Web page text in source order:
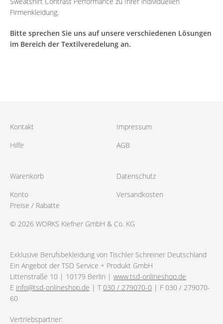
Firmenkleidung.
Bitte sprechen Sie uns auf unsere verschiedenen Lösungen
im Bereich der Textilveredelung an.
Kontakt
Hilfe
Impressum
AGB
Warenkorb
Konto
Datenschutz
Versandkosten
Preise / Rabatte
© 2026 WORKS Kiefner GmbH & Co. KG
Exklusive Berufsbekleidung von Tischler Schreiner Deutschland
Ein Angebot der TSD Service + Produkt GmbH
Littenstraße 10 | 10179 Berlin | www.tsd-onlineshop.de
E info@tsd-onlineshop.de | T030 / 279070-0 | F 030 / 279070-
60
Vertriebspartner: